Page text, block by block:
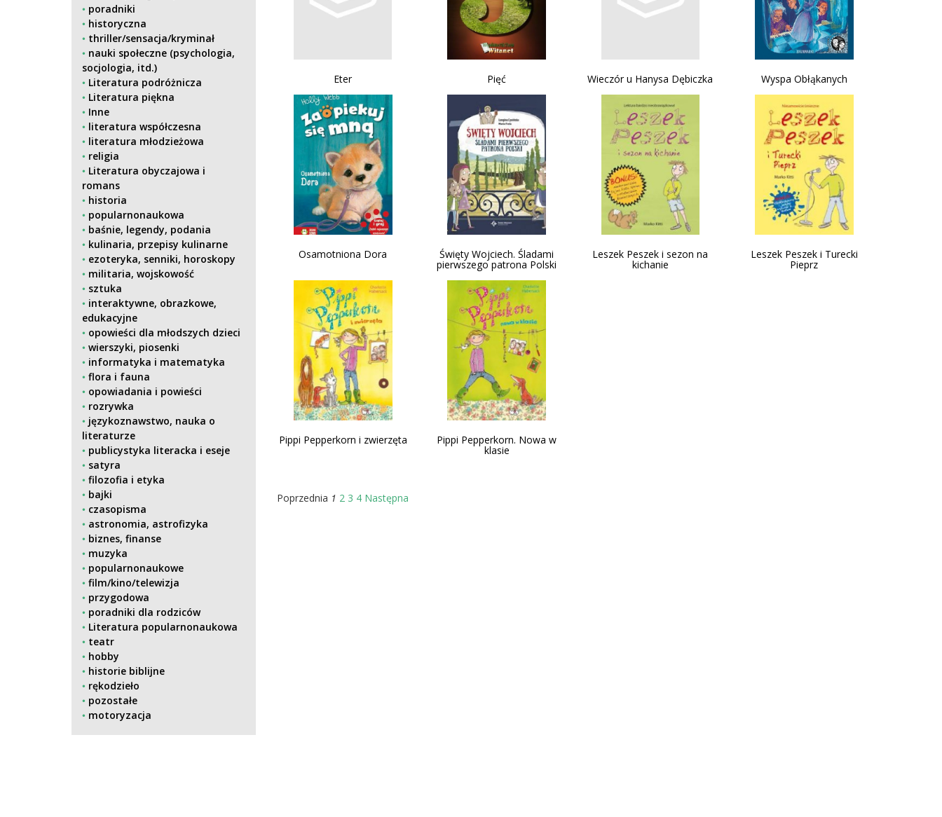
poradniki
historyczna
thriller/sensacja/kryminał
nauki społeczne (psychologia,
socjologia, itd.)
Literatura podróżnicza
Literatura piękna
Inne
literatura współczesna
literatura młodzieżowa
religia
Literatura obyczajowa i
romans
historia
popularnonaukowa
baśnie, legendy, podania
kulinaria, przepisy kulinarne
ezoteryka, senniki, horoskopy
militaria, wojskowość
sztuka
interaktywne, obrazkowe,
edukacyjne
opowieści dla młodszych dzieci
wierszyki, piosenki
informatyka i matematyka
flora i fauna
opowiadania i powieści
rozrywka
językoznawstwo, nauka o
literaturze
publicystyka literacka i eseje
satyra
filozofia i etyka
bajki
czasopisma
astronomia, astrofizyka
biznes, finanse
muzyka
popularnonaukowe
film/kino/telewizja
przygodowa
poradniki dla rodziców
Literatura popularnonaukowa
teatr
hobby
historie biblijne
rękodzieło
pozostałe
motoryzacja
Eter Pięć Wieczór u Hanysa Dębiczka Wyspa Obłąkanych
Osamotniona Dora Święty Wojciech. Śladami
pierwszego patrona Polski
Leszek Peszek i sezon na
kichanie
Leszek Peszek i Turecki
Pieprz
Pippi Pepperkorn i zwierzęta Pippi Pepperkorn. Nowa w
klasie
Poprzednia 1 2 3 4 Następna